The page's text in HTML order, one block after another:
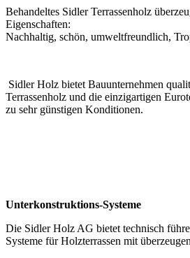
Behandeltes Sidler Terrassenholz
Eigenschaften:
Nachhaltig, schön, umweltfreundlich,
Sidler Holz bietet Bauunternehmen
Terrassenholz und die einzigartigen
zu sehr günstigen Konditionen.
Unterkonstruktions-Systeme
Die Sidler Holz AG bietet technisch
Systeme für Holzterrassen mit